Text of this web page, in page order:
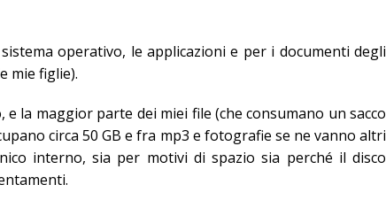
operativo, le applicazioni e per i documenti degli
mie figlie).
la maggior parte dei miei file (che consumano un sacco
circa 50 GB e fra mp3 e fotografie se ne vanno altri
interno, sia per motivi di spazio sia perché il disco